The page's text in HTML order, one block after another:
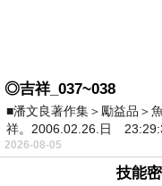
◎吉祥_037~038
■潘文良著作集＞勵益品＞
祥。2006.02.26.日
2026-08-05